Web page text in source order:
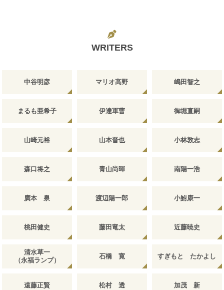
WRITERS
中谷明彦 マリオ高野 嶋田智之
まるも亜希子 伊達軍曹 御堀直嗣
山崎元裕 山本晋也 小林敦志
森口将之 青山尚暉 南陽一浩
廣本 泉 渡辺陽一郎 小鮒康一
桃田健史 藤田竜太 近藤暁史
清水草一
（永福ランプ）
石橋 寛 すぎもと たかよし
遠藤正賢 松村 透 加茂 新